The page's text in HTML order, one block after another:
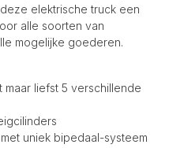
elektrische truck een
alle soorten van
mogelijke goederen.
maar liefst 5 verschillende
uniek bipedaal-systeem